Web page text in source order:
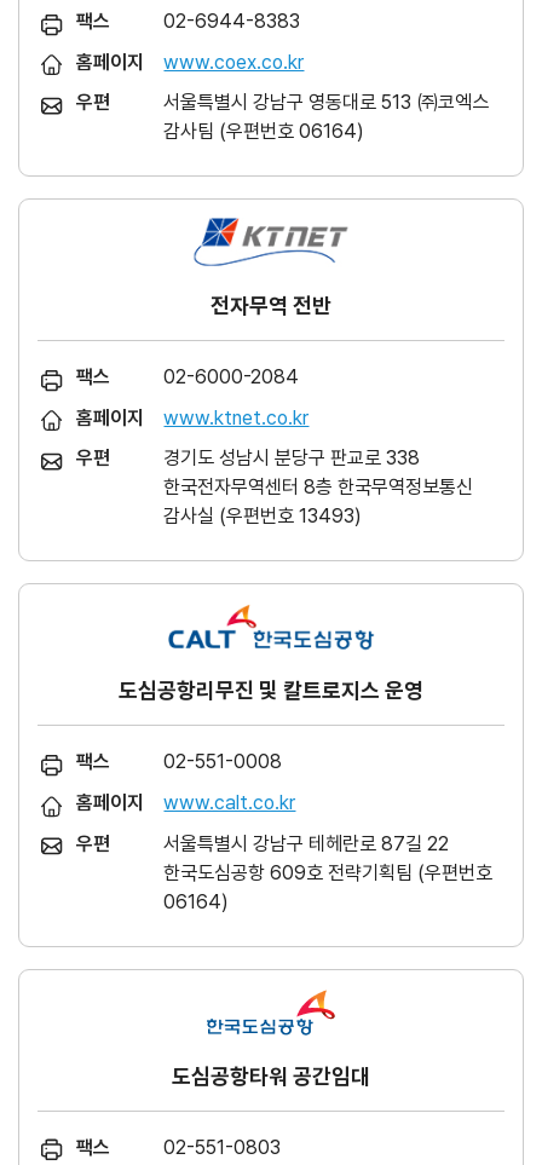
팩스
02-6944-8383
홈페이지
www.coex.co.kr
우편
서울특별시 강남구 영동대로 513 ㈜코엑스
감사팀 (우편번호 06164)
전자무역 전반
팩스
02-6000-2084
홈페이지
www.ktnet.co.kr
우편
경기도 성남시 분당구 판교로 338
한국전자무역센터 8층 한국무역정보통신
감사실 (우편번호 13493)
도심공항리무진 및 칼트로지스 운영
팩스
02-551-0008
홈페이지
www.calt.co.kr
우편
서울특별시 강남구 테헤란로 87길 22
한국도심공항 609호 전략기획팀 (우편번호
06164)
도심공항타워 공간임대
팩스
02-551-0803